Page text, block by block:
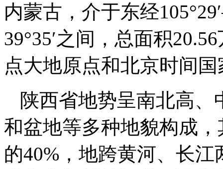
内蒙古，介于东经
39°35′之间，总面积
点大地原点和北京时间
陕西省地势呈南北高
和盆地等多种地貌构成
的40%，地跨黄河、长